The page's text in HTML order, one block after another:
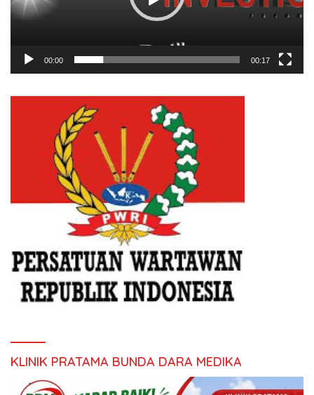
00:00 00:17
KLINIK PRATAMA BUNDA DARA MEDIKA